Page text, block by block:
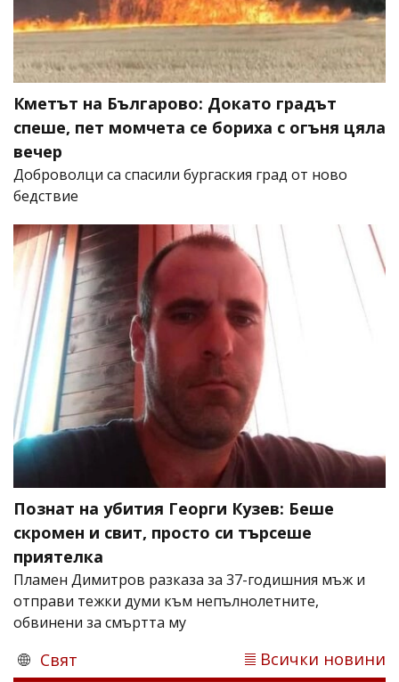
Кметът на Българово: Докато градът
спеше, пет момчета се бориха с огъня цяла
вечер
Доброволци са спасили бургаския град от ново
бедствие
Познат на убития Георги Кузев: Беше
скромен и свит, просто си търсеше
приятелка
Пламен Димитров разказа за 37-годишния мъж и
отправи тежки думи към непълнолетните,
обвинени за смъртта му
Свят Всички новини